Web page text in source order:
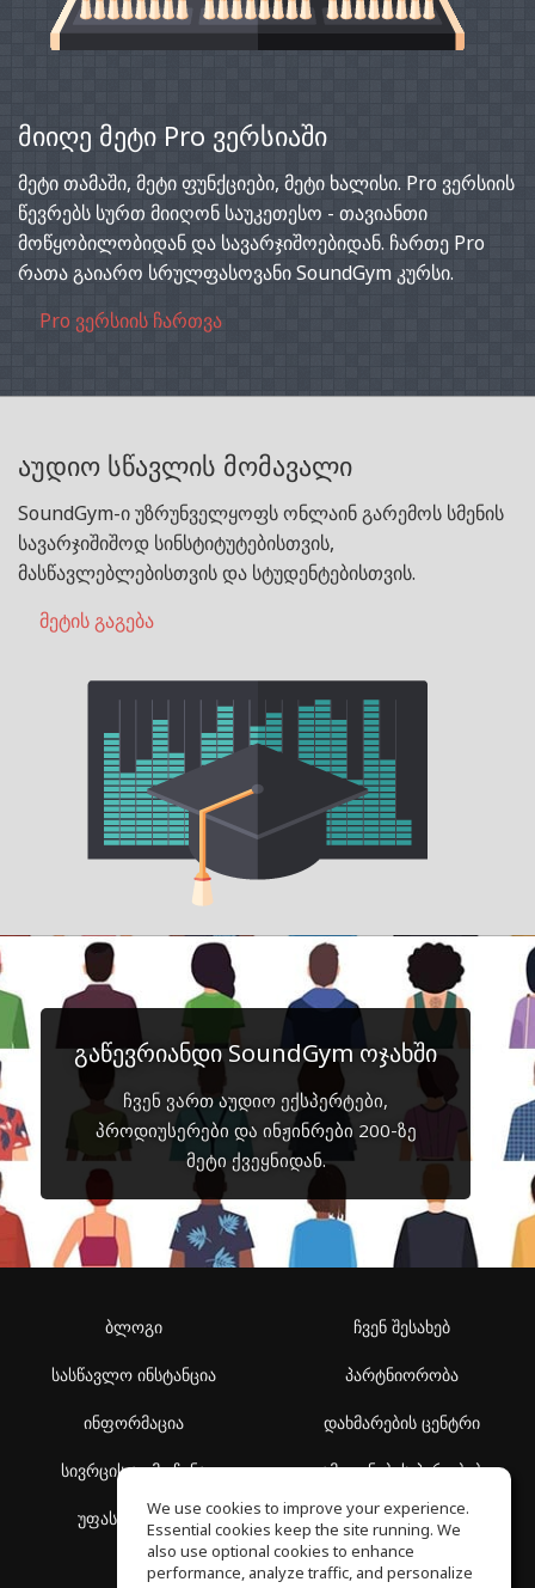
მიიღე მეტი Pro ვერსიაში
მეტი თამაში, მეტი ფუნქციები, მეტი ხალისი. Pro ვერსიის
წევრებს სურთ მიიღონ საუკეთესო - თავიანთი
მოწყობილობიდან და სავარჯიშოებიდან. ჩართე Pro
რათა გაიარო სრულფასოვანი SoundGym კურსი.
Pro ვერსიის ჩართვა
აუდიო სწავლის მომავალი
SoundGym-ი უზრუნველყოფს ონლაინ გარემოს სმენის
სავარჯიშიშოდ სინსტიტუტებისთვის,
მასწავლებლებისთვის და სტუდენტებისთვის.
მეტის გაგება
გაწევრიანდი SoundGym ოჯახში
ჩვენ ვართ აუდიო ექსპერტები,
პროდიუსერები და ინჟინრები 200-ზე
მეტი ქვეყნიდან.
ბლოგი
სასწავლო ინსტანცია
ინფორმაცია
სივრცის აღმოჩენა
უფასო სკოლა
ჩვენ შესახებ
პარტნიორობა
დახმარების ცენტრი
გამოყენების პირობები
კონფიდენციალურობის
პოლიტიკა
We use cookies to improve your experience.
Essential cookies keep the site running. We
also use optional cookies to enhance
performance, analyze traffic, and personalize